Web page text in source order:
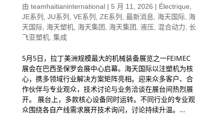
由 teamhaitianinternational| 5 月 11, 2026 | Électrique
JE系列
JU系列 VE系列 ZE系列 最新消息 海天国际, 海
天国际, 海天塑机, 海天集团 海天集团 液压, 混合动力 长
飞亚塑机, 集成
5月5日，拉丁美洲规模最大的机械装备展览之一FEIMEC
展会在巴西圣保罗会展中心启幕。海天国际以注塑机为核
心，携多领域行业解决方案矩阵亮相。迎来众多客户、合
作伙伴与专业观众，技术讨论与业务洽谈在展台间热烈展
开。 展台上，多款核心设备同时运转。不同行业的专业观
众围绕各自产线需求展开技术询问，讨论持续升温。...